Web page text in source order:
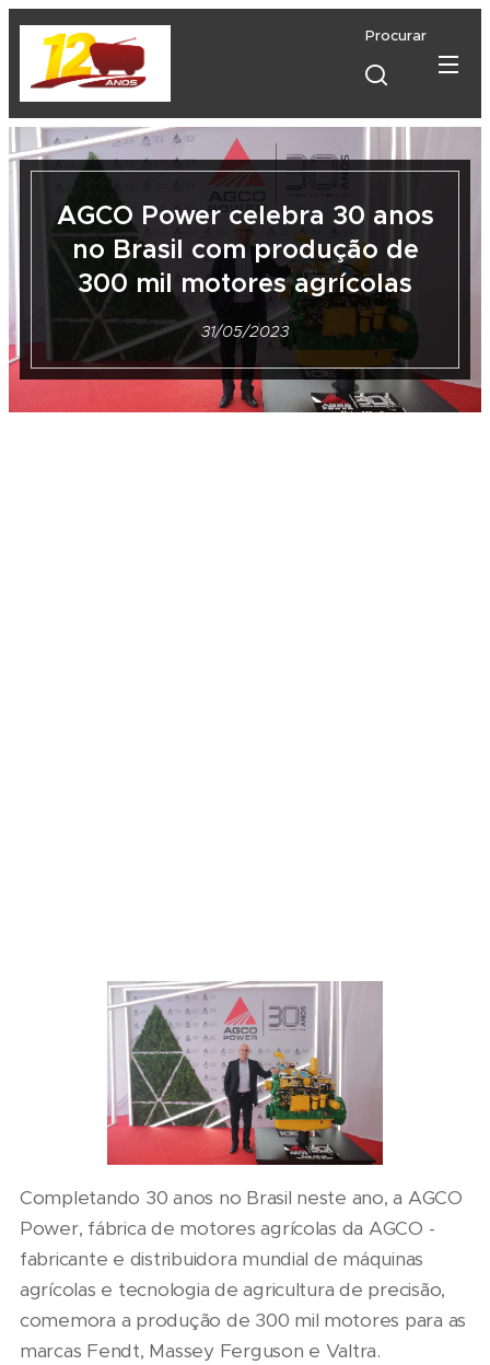
Procurar
AGCO Power celebra 30 anos
no Brasil com produção de
300 mil motores agrícolas
31/05/2023
Completando 30 anos no Brasil neste ano, a AGCO
Power, fábrica de motores agrícolas da AGCO -
fabricante e distribuidora mundial de máquinas
agrícolas e tecnologia de agricultura de precisão,
comemora a produção de 300 mil motores para as
marcas Fendt, Massey Ferguson e Valtra.